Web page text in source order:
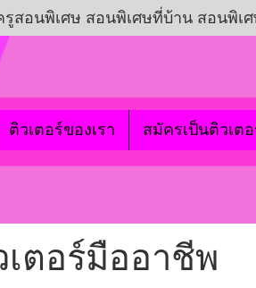
รูสอนพิเศษ สอนพิเศษที่บ้าน สอนพิเ
ติวเตอร์ของเรา สมัครเป็นติวเต
ตอร์มืออาชีพ